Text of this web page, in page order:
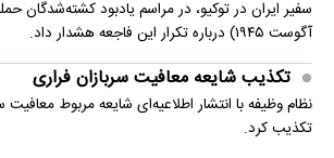
آگوست ۱۹۴۵) درباره تکرار این فاجعه هشدار داد.
تکذیب شایعه معافیت سربازان فراری
نظام وظیفه با انتشار اطلاعیه‌ای شایعه مربوط معافیت
تکذیب کرد.